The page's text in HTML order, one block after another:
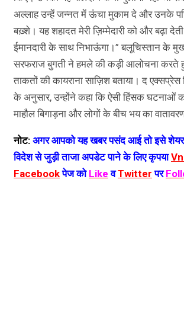
अल्लाह उन्हें जन्नत में ऊंचा मुकाम दे और उनके
बख़्शे। यह शहादत मेरी ज़िम्मेदारी को और बढ़ा
ईमानदारी के साथ निभाऊंगा।” बलूचिस्तान के
सरफराज बुगती ने हमले की कड़ी आलोचना करते
ताकतों की कायराना साज़िश बताया। द एक्सप्रेस
के अनुसार, उन्होंने कहा कि ऐसी हिंसक घटनाओं का
माहौल बिगाड़ना और लोगों के बीच भय का
नोट: अगर आपको यह खबर पसंद आई तो इसे
विदेश से जुड़ी ताजा अपडेट पाने के लिए कृपया
Facebookपेज को Like वTwitter पर